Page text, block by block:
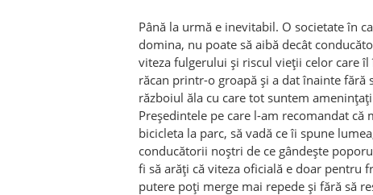
Până la urmă e inevitabil. O societate în
domina, nu poate să aibă decât
viteza fulgerului și riscul vieții celor care
răcan printr-o groapă și a dat înainte fără
războiul ăla cu care tot suntem
Președintele pe care l-am recomandat că
bicicleta la parc, să vadă ce îi spune
conducătorii noștri de ce gândește
fi să arăți că viteza oficială e doar pentru
putere poți merge mai repede și fără să